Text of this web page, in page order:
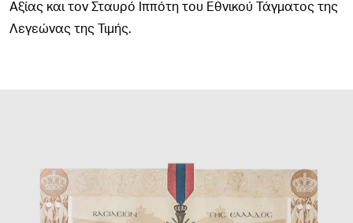
Αξίας και τον Σταυρό Ιππότη του Εθνικού Τάγματος της
Λεγεώνας της Τιμής.